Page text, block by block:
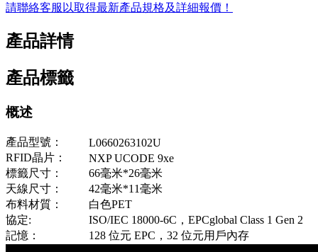
請聯絡客服以取得最新產品規格及詳細報價！
產品詳情
產品標籤
概述
產品型號：
L0660263102U
RFID晶片：
NXP UCODE 9xe
標籤尺寸：
66毫米*26毫米
天線尺寸：
42毫米*11毫米
布料材質：
白色PET
協定:
ISO/IEC 18000-6C，EPCglobal Class 1 Gen 2
記憶：
128 位元 EPC，32 位元用戶內存